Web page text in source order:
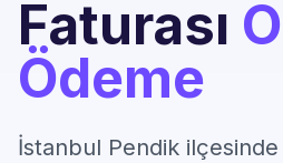
Faturası
Ödeme
İstanbul Pendik